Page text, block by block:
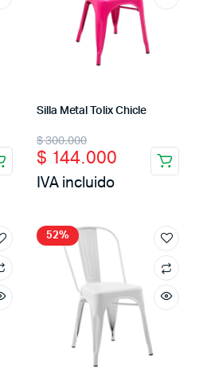
Silla Metal Tolix Chicle
$300.000
Original
price
was:
$ 300.000.
$ 144.000
Current
price
is:
$ 144.000.
IVA incluido
52%